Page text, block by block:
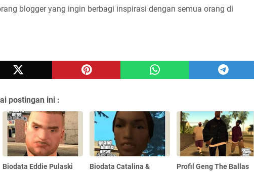
blogger yang ingin berbagi inspirasi dengan semua orang di
postingan ini :
Biodata Eddie Pulaski
Biodata Catalina &
Profil Geng The Ballas